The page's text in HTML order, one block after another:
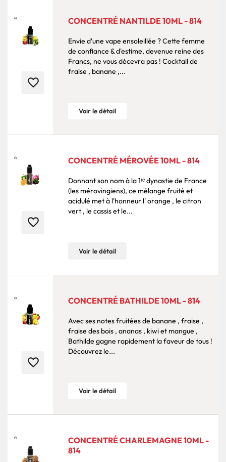
favorite_border
CONCENTRÉ NANTILDE 10ML - 814
Envie d'une vape ensoleillée ? Cette femme
de confiance & d'estime, devenue reine des
Francs, ne vous décevra pas ! Cocktail de
fraise , banane ,...
Voir le détail
favorite_border
CONCENTRÉ MÉROVÉE 10ML - 814
Donnant son nom à la 1ʳᵉ dynastie de France
(les mérovingiens), ce mélange fruité et
acidulé met à l'honneur l' orange , le citron
vert , le cassis et le...
Voir le détail
favorite_border
CONCENTRÉ BATHILDE 10ML - 814
Avec ses notes fruitées de banane , fraise ,
fraise des bois , ananas , kiwi et mangue ,
Bathilde gagne rapidement la faveur de tous !
Découvrez le...
Voir le détail
CONCENTRÉ CHARLEMAGNE 10ML -
814